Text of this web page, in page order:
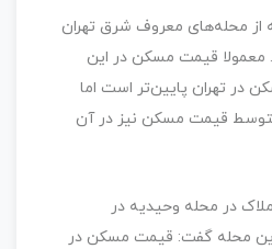
از محله‌های معروف شرق تهران
است. معمولا قیمت مسکن در این
در تهران پایین‌تر است اما
قیمت مسکن نیز در آن
در محله وحیدیه در
محله گفت: قیمت مسکن در